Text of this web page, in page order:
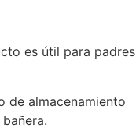
es útil para padres
de almacenamiento